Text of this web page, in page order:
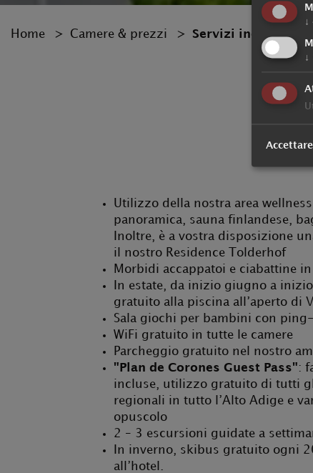
Home Camere & prezzi Servizi inclusi
Utilizzo della nostra area
panoramica, sauna finlandese,
Inoltre, è a vostra disposizione
il nostro Residence Tolderhof
Morbidi accappatoi e ciabattine in
In estate, da inizio giugno a
gratuito alla piscina all’aperto di
Sala giochi per bambini con
WiFi gratuito in tutte le camere
Parcheggio gratuito nel nostro
"Plan de Corones Guest Pass":
incluse, utilizzo gratuito di tutti
regionali in tutto l’Alto Adige e
opuscolo
2 – 3 escursioni guidate a
In inverno, skibus gratuito ogni
all’hotel.
↓
↓